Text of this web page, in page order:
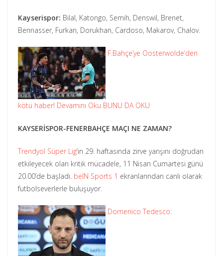
Kayserispor: Bilal, Katongo, Semih, Denswil, Brenet,
Bennasser, Furkan, Dorukhan, Cardoso, Makarov, Chalov.
F.Bahçe’ye Oosterwolde’den
kötü haber! Devamını Oku BUNU DA OKU
KAYSERİSPOR-FENERBAHÇE MAÇI NE ZAMAN?
Trendyol Süper Lig‘in 29. haftasında zirve yarışını doğrudan
etkileyecek olan kritik mücadele, 11 Nisan Cumartesi günü
20.00’de başladı. beIN Sports 1 ekranlarından canlı olarak
futbolseverlerle buluşuyor.
Domenico Tedesco: